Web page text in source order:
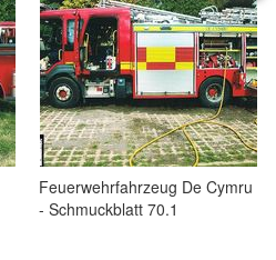
Feuerwehrfahrzeug De Cymru
- Schmuckblatt 70.1